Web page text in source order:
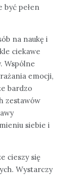
pełen
na naukę i
ciekawe
Wspólne
emocji,
bardzo
zestawów
siebie i
cieszy się
Wystarczy